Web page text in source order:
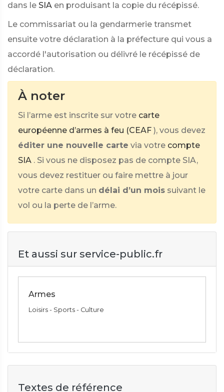
dans le SIA en produisant la copie du récépissé.
Le commissariat ou la gendarmerie transmet
ensuite votre déclaration à la préfecture qui vous a
accordé l'autorisation ou délivré le récépissé de
déclaration.
À noter
Si l’arme est inscrite sur votre carte
européenne d’armes à feu (CEAF ), vous devez
éditer une nouvelle carte via votre compte
SIA . Si vous ne disposez pas de compte SIA,
vous devez restituer ou faire mettre à jour
votre carte dans un délai d’un mois suivant le
vol ou la perte de l’arme.
Et aussi sur service-public.fr
Armes
Loisirs - Sports - Culture
Textes de référence